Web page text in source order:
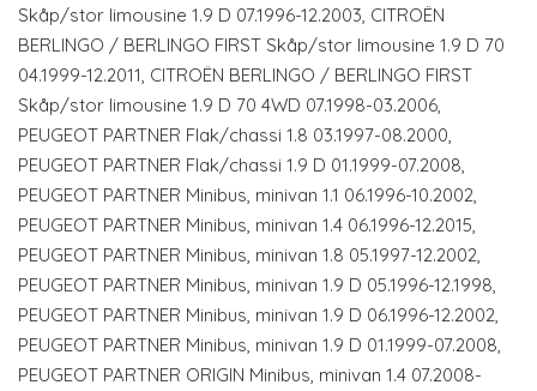
Skåp/stor limousine 1.9 D 07.1996-12.2003, CITROËN
BERLINGO / BERLINGO FIRST Skåp/stor limousine 1.9 D 70
04.1999-12.2011, CITROËN BERLINGO / BERLINGO FIRST
Skåp/stor limousine 1.9 D 70 4WD 07.1998-03.2006,
PEUGEOT PARTNER Flak/chassi 1.8 03.1997-08.2000,
PEUGEOT PARTNER Flak/chassi 1.9 D 01.1999-07.2008,
PEUGEOT PARTNER Minibus, minivan 1.1 06.1996-10.2002,
PEUGEOT PARTNER Minibus, minivan 1.4 06.1996-12.2015,
PEUGEOT PARTNER Minibus, minivan 1.8 05.1997-12.2002,
PEUGEOT PARTNER Minibus, minivan 1.9 D 05.1996-12.1998,
PEUGEOT PARTNER Minibus, minivan 1.9 D 06.1996-12.2002,
PEUGEOT PARTNER Minibus, minivan 1.9 D 01.1999-07.2008,
PEUGEOT PARTNER ORIGIN Minibus, minivan 1.4 07.2008-